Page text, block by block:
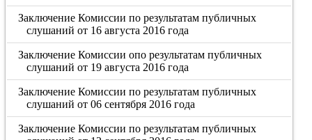
Заключение Комиссии по результатам публичных
слушаний от 16 августа 2016 года
Заключение Комиссии опо результатам публичных
слушаний от 19 августа 2016 года
Заключение Комиссии по результатам публичных
слушаний от 06 сентября 2016 года
Заключение Комиссии по результатам публичных